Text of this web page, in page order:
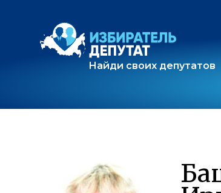
Найди своих депутатов